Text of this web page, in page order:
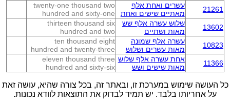
21261
עשרים ואחת אלף
מאתיים שישים ואחת
twenty-one thousand two
hundred and sixty-one
13602
שלוש עשרה אלף שש
מאות ושתיים
thirteen thousand six
hundred and two
10823
עשרה אלף שמונה
מאות עשרים ושלוש
ten thousand eight
hundred and twenty-three
11366
אחת עשרה אלף שלוש
מאות שישים ושש
eleven thousand three
hundred and sixty-six
כל העושה שימוש במערכת זו, ובאתר זה, בכל צורה שהיא, עושה זאת
על אחריותו בלבד. יש תמיד לבדוק את התוצאות לוודא נכונות.